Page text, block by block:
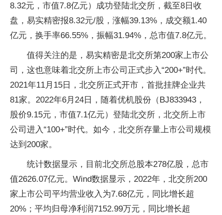
8.32元，市值7.8亿元）成功登陆北交所，截至8日收
盘，易实精密报8.32元/股，涨幅39.13%，成交额1.40
亿元，换手率66.55%，振幅31.94%，总市值7.8亿元。
值得关注的是，易实精密是北交所第200家上市公
司，这也意味着北交所上市公司正式步入“200+”时代。
2021年11月15日，北交所正式开市，首批挂牌企业共
81家。2022年6月24日，随着优机股份（BJ833943，
股价9.15元，市值7.1亿元）登陆北交所，北交所上市
公司进入“100+”时代。如今，北交所存量上市公司规模
达到200家。
统计数据显示，目前北交所总股本278亿股，总市
值2626.07亿元。Wind数据显示，2022年，北交所200
家上市公司平均营业收入为7.68亿元，同比增长超
20%；平均归母净利润7152.99万元，同比增长超